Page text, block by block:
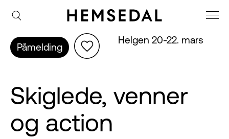
Påmelding
Helgen 20-22. mars
Skiglede, venner
og action